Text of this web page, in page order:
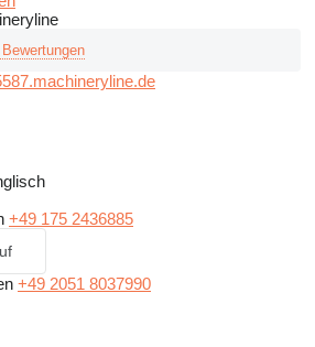
+49 175 2436885
+49 2051 8037990